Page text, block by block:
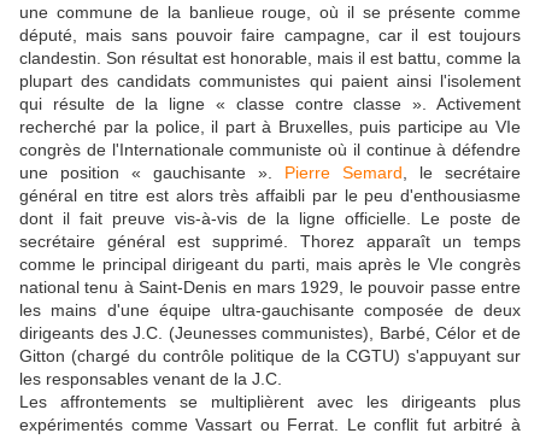
une commune de la banlieue rouge, où il se présente comme
député, mais sans pouvoir faire campagne, car il est toujours
clandestin. Son résultat est honorable, mais il est battu, comme la
plupart des candidats communistes qui paient ainsi l'isolement
qui résulte de la ligne « classe contre classe ». Activement
recherché par la police, il part à Bruxelles, puis participe au VIe
congrès de l'Internationale communiste où il continue à défendre
une position « gauchisante ». Pierre Semard , le secrétaire
général en titre est alors très affaibli par le peu d'enthousiasme
dont il fait preuve vis-à-vis de la ligne officielle. Le poste de
secrétaire général est supprimé. Thorez apparaît un temps
comme le principal dirigeant du parti, mais après le VIe congrès
national tenu à Saint-Denis en mars 1929, le pouvoir passe entre
les mains d'une équipe ultra-gauchisante composée de deux
dirigeants des J.C. (Jeunesses communistes), Barbé, Célor et de
Gitton (chargé du contrôle politique de la CGTU) s'appuyant sur
les responsables venant de la J.C.
Les affrontements se multiplièrent avec les dirigeants plus
expérimentés comme Vassart ou Ferrat. Le conflit fut arbitré à